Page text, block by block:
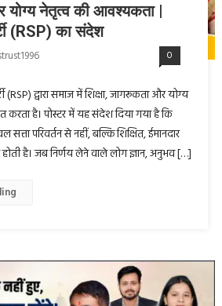
योग्य नेतृत्व की आवश्यकता |
(RSP) का संदेश
0
(RSP) द्वारा समाज में शिक्षा, जागरूकता और योग्य
है। पोस्टर में यह संदेश दिया गया है कि
सत्ता परिवर्तन से नहीं, बल्कि शिक्षित, ईमानदार
है। जब निर्णय लेने वाले लोग ज्ञान, अनुभव […]